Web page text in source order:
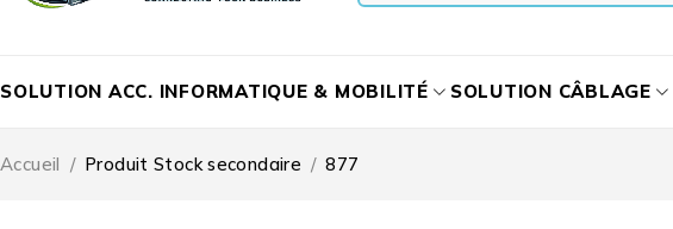
SOLUTION ACC. INFORMATIQUE & MOBILITÉ SOLUTION CÂBLAGE
Accueil / Produit Stock secondaire / 877